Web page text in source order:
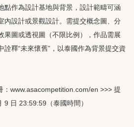
點作為設計基地與背景，設計範疇可涵
內設計或景觀設計。需提交概念圖、分
果圖或透視圖（不限比例），作品需展
詮釋“未來懷舊”，以泰國作為背景提交資
：www.asacompetition.com/en >>> 提
日 23:59:59（泰國時間）